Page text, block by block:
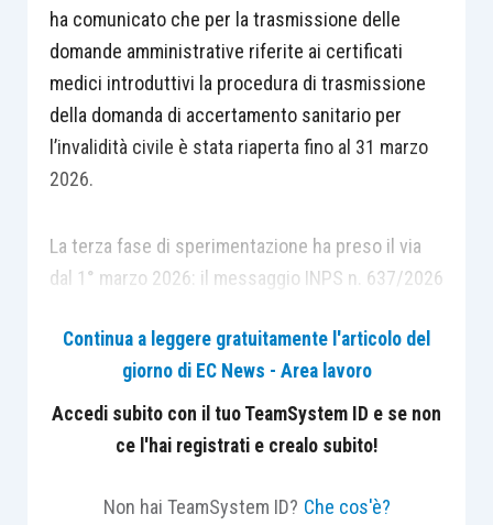
ha comunicato che per la trasmissione delle
domande amministrative riferite ai certificati
medici introduttivi la procedura di trasmissione
della domanda di accertamento sanitario per
l’invalidità civile è stata riaperta fino al 31 marzo
2026.
La terza fase di sperimentazione ha preso il via
dal 1° marzo 2026: il messaggio INPS n. 637/2026
termine ultimo per la trasmissione delle domande
amministrative riferite ai certificati medici
introduttivi redatti secondo le precedenti
modalità. Ora, tuttavia, considerate le tempistiche
Ufficiale del D.L. n. 19/2026 (il 19 febbraio 2026),
Continua a leggere gratuitamente l'articolo del
giorno di EC News - Area lavoro
Accedi subito con il tuo TeamSystem ID e se non
ce l'hai registrati e crealo subito!
Non hai TeamSystem ID? Che cos'è?